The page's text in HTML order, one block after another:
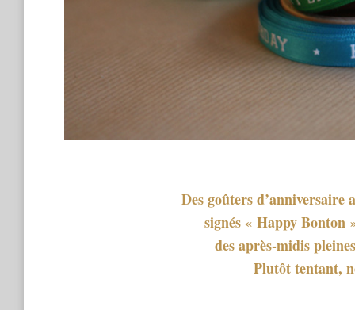
Des goûters d’anniversaire
signés « Happy Bonton
des après-midis
Plutôt tentant,